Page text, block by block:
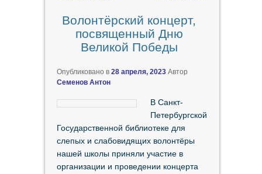
Волонтёрский концерт,
посвященный Дню
Великой Победы
Опубликовано в 28 апреля, 2023 Автор
Семенов Антон
В Санкт-
Петербургской
Государственной библиотеке для
слепых и слабовидящих волонтёры
нашей школы приняли участие в
организации и проведении концерта